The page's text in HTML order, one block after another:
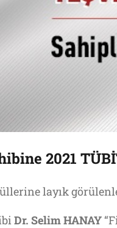
2021
layık
Dr. Selim HANAY